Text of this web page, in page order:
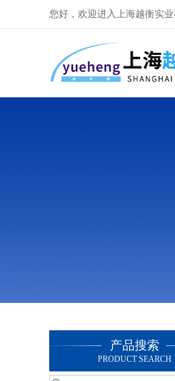
您好，欢迎进入上海越衡实业
产品搜索
PRODUCT SEARCH